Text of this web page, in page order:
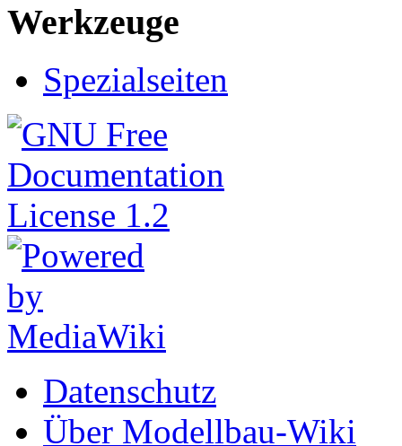
Werkzeuge
Spezialseiten
Datenschutz
Über Modellbau-Wiki